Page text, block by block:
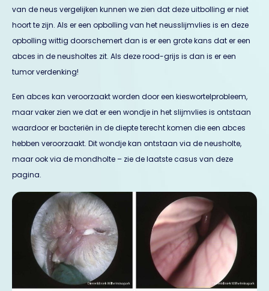
van de neus vergelijken kunnen we zien dat deze uitbolling er niet
hoort te zijn. Als er een opbolling van het neusslijmvlies is en deze
opbolling wittig doorschemert dan is er een grote kans dat er een
abces in de neusholtes zit. Als deze rood-grijs is dan is er een
tumor verdenking!
Een abces kan veroorzaakt worden door een kieswortelprobleem,
maar vaker zien we dat er een wondje in het slijmvlies is ontstaan
waardoor er bacteriën in de diepte terecht komen die een abces
hebben veroorzaakt. Dit wondje kan ontstaan via de neusholte,
maar ook via de mondholte – zie de laatste casus van deze
pagina.